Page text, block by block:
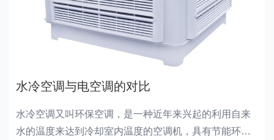
水冷空调与电空调的对比
水冷空调又叫环保空调，是一种近年来兴起的利用自来
水的温度来达到冷却室内温度的空调机，具有节能环保